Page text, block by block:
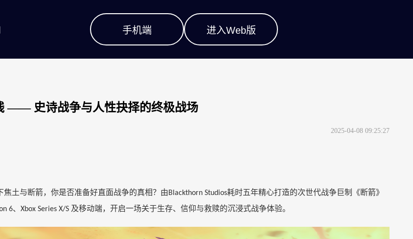
手机端 进入Web版
—— 史诗战争与人性抉择的终极战场
2025-04-08 09:25:27
土与断箭，你是否准备好直面战争的真相？由Blackthorn Studios耗时五年精心打造的次世代战争巨制《断箭》
6、 Xbox Series X/S 及移动端，开启一场关于生存、信仰与救赎的沉浸式战争体验。